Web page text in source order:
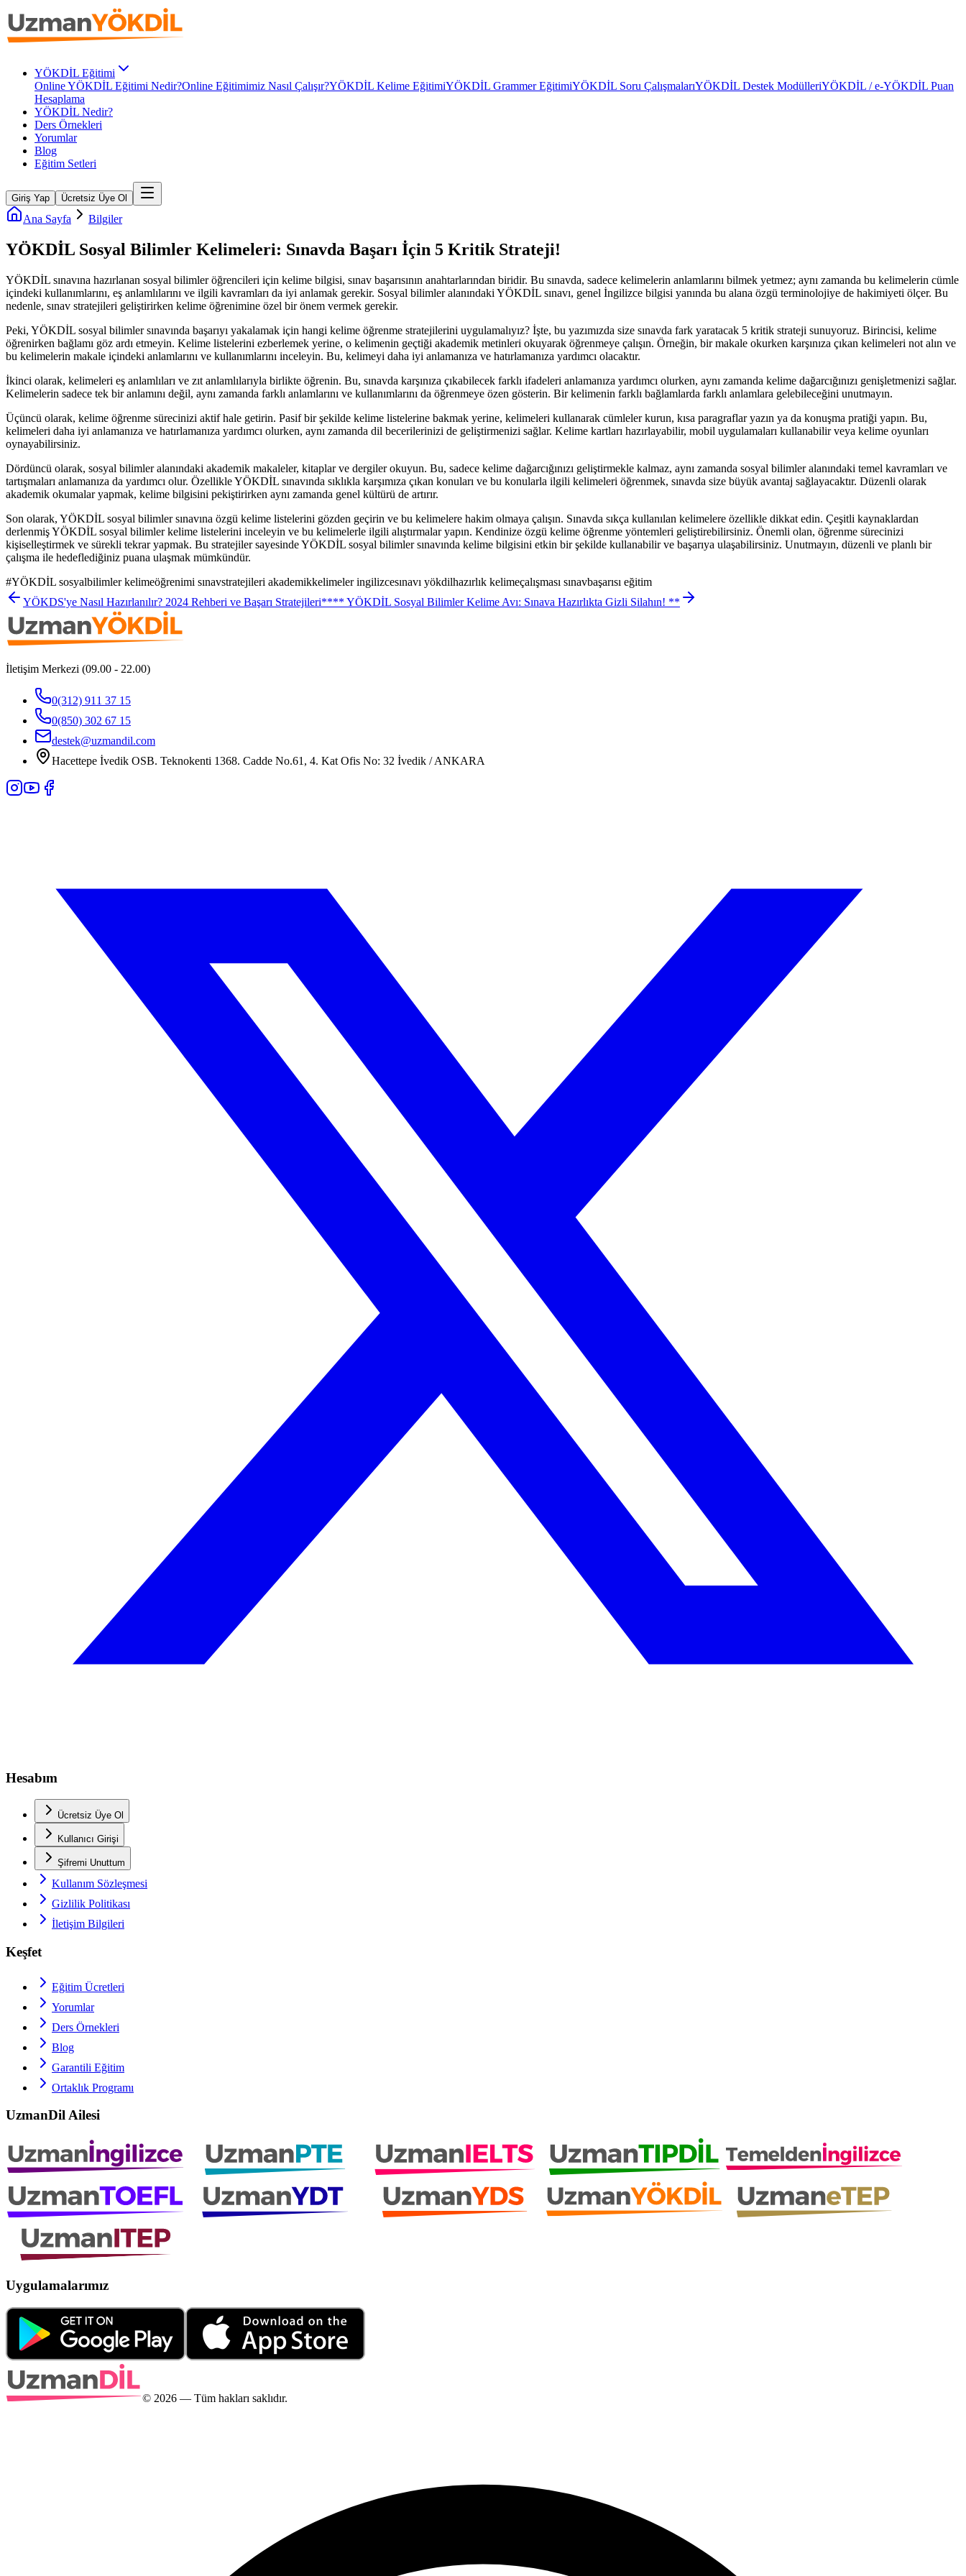
YÖKDİL Eğitimi
Online YÖKDİL Eğitimi Nedir?Online Eğitimimiz Nasıl Çalışır?YÖKDİL Kelime EğitimiYÖKDİL Grammer EğitimiYÖKDİL Soru ÇalışmalarıYÖKDİL Destek ModülleriYÖKDİL / e-YÖKDİL Puan
Hesaplama
YÖKDİL Nedir?
Ders Örnekleri
Yorumlar
Blog
Eğitim Setleri
Giriş Yap Ücretsiz Üye Ol
Ana Sayfa Bilgiler
YÖKDİL Sosyal Bilimler Kelimeleri: Sınavda Başarı İçin 5 Kritik Strateji!
YÖKDİL sınavına hazırlanan sosyal bilimler öğrencileri için kelime bilgisi, sınav başarısının anahtarlarından biridir. Bu sınavda, sadece kelimelerin anlamlarını bilmek yetmez; aynı zamanda bu kelimelerin cümle
içindeki kullanımlarını, eş anlamlılarını ve ilgili kavramları da iyi anlamak gerekir. Sosyal bilimler alanındaki YÖKDİL sınavı, genel İngilizce bilgisi yanında bu alana özgü terminolojiye de hakimiyeti ölçer. Bu
nedenle, sınav stratejileri geliştirirken kelime öğrenimine özel bir önem vermek gerekir.
Peki, YÖKDİL sosyal bilimler sınavında başarıyı yakalamak için hangi kelime öğrenme stratejilerini uygulamalıyız? İşte, bu yazımızda size sınavda fark yaratacak 5 kritik strateji sunuyoruz. Birincisi, kelime
öğrenirken bağlamı göz ardı etmeyin. Kelime listelerini ezberlemek yerine, o kelimenin geçtiği akademik metinleri okuyarak öğrenmeye çalışın. Örneğin, bir makale okurken karşınıza çıkan kelimeleri not alın ve
bu kelimelerin makale içindeki anlamlarını ve kullanımlarını inceleyin. Bu, kelimeyi daha iyi anlamanıza ve hatırlamanıza yardımcı olacaktır.
İkinci olarak, kelimeleri eş anlamlıları ve zıt anlamlılarıyla birlikte öğrenin. Bu, sınavda karşınıza çıkabilecek farklı ifadeleri anlamanıza yardımcı olurken, aynı zamanda kelime dağarcığınızı genişletmenizi sağlar.
Kelimelerin sadece tek bir anlamını değil, aynı zamanda farklı anlamlarını ve kullanımlarını da öğrenmeye özen gösterin. Bir kelimenin farklı bağlamlarda farklı anlamlara gelebileceğini unutmayın.
Üçüncü olarak, kelime öğrenme sürecinizi aktif hale getirin. Pasif bir şekilde kelime listelerine bakmak yerine, kelimeleri kullanarak cümleler kurun, kısa paragraflar yazın ya da konuşma pratiği yapın. Bu,
kelimeleri daha iyi anlamanıza ve hatırlamanıza yardımcı olurken, aynı zamanda dil becerilerinizi de geliştirmenizi sağlar. Kelime kartları hazırlayabilir, mobil uygulamaları kullanabilir veya kelime oyunları
oynayabilirsiniz.
Dördüncü olarak, sosyal bilimler alanındaki akademik makaleler, kitaplar ve dergiler okuyun. Bu, sadece kelime dağarcığınızı geliştirmekle kalmaz, aynı zamanda sosyal bilimler alanındaki temel kavramları ve
tartışmaları anlamanıza da yardımcı olur. Özellikle YÖKDİL sınavında sıklıkla karşımıza çıkan konuları ve bu konularla ilgili kelimeleri öğrenmek, sınavda size büyük avantaj sağlayacaktır. Düzenli olarak
akademik okumalar yapmak, kelime bilgisini pekiştirirken aynı zamanda genel kültürü de artırır.
Son olarak, YÖKDİL sosyal bilimler sınavına özgü kelime listelerini gözden geçirin ve bu kelimelere hakim olmaya çalışın. Sınavda sıkça kullanılan kelimelere özellikle dikkat edin. Çeşitli kaynaklardan
derlenmiş YÖKDİL sosyal bilimler kelime listelerini inceleyin ve bu kelimelerle ilgili alıştırmalar yapın. Kendinize özgü kelime öğrenme yöntemleri geliştirebilirsiniz. Önemli olan, öğrenme sürecinizi
kişiselleştirmek ve sürekli tekrar yapmak. Bu stratejiler sayesinde YÖKDİL sosyal bilimler sınavında kelime bilgisini etkin bir şekilde kullanabilir ve başarıya ulaşabilirsiniz. Unutmayın, düzenli ve planlı bir
çalışma ile hedeflediğiniz puana ulaşmak mümkündür.
#YÖKDİL sosyalbilimler kelimeöğrenimi sınavstratejileri akademikkelimeler ingilizcesınavı yökdilhazırlık kelimeçalışması sınavbaşarısı eğitim
YÖKDS'ye Nasıl Hazırlanılır? 2024 Rehberi ve Başarı Stratejileri**** YÖKDİL Sosyal Bilimler Kelime Avı: Sınava Hazırlıkta Gizli Silahın! **
İletişim Merkezi (09.00 - 22.00)
0(312) 911 37 15
0(850) 302 67 15
destek@uzmandil.com
Hacettepe İvedik OSB. Teknokenti 1368. Cadde No.61, 4. Kat Ofis No: 32 İvedik / ANKARA
Hesabım
Ücretsiz Üye Ol
Kullanıcı Girişi
Şifremi Unuttum
Kullanım Sözleşmesi
Gizlilik Politikası
İletişim Bilgileri
Keşfet
Eğitim Ücretleri
Yorumlar
Ders Örnekleri
Blog
Garantili Eğitim
Ortaklık Programı
UzmanDil Ailesi
Uygulamalarımız
© 2026 — Tüm hakları saklıdır.